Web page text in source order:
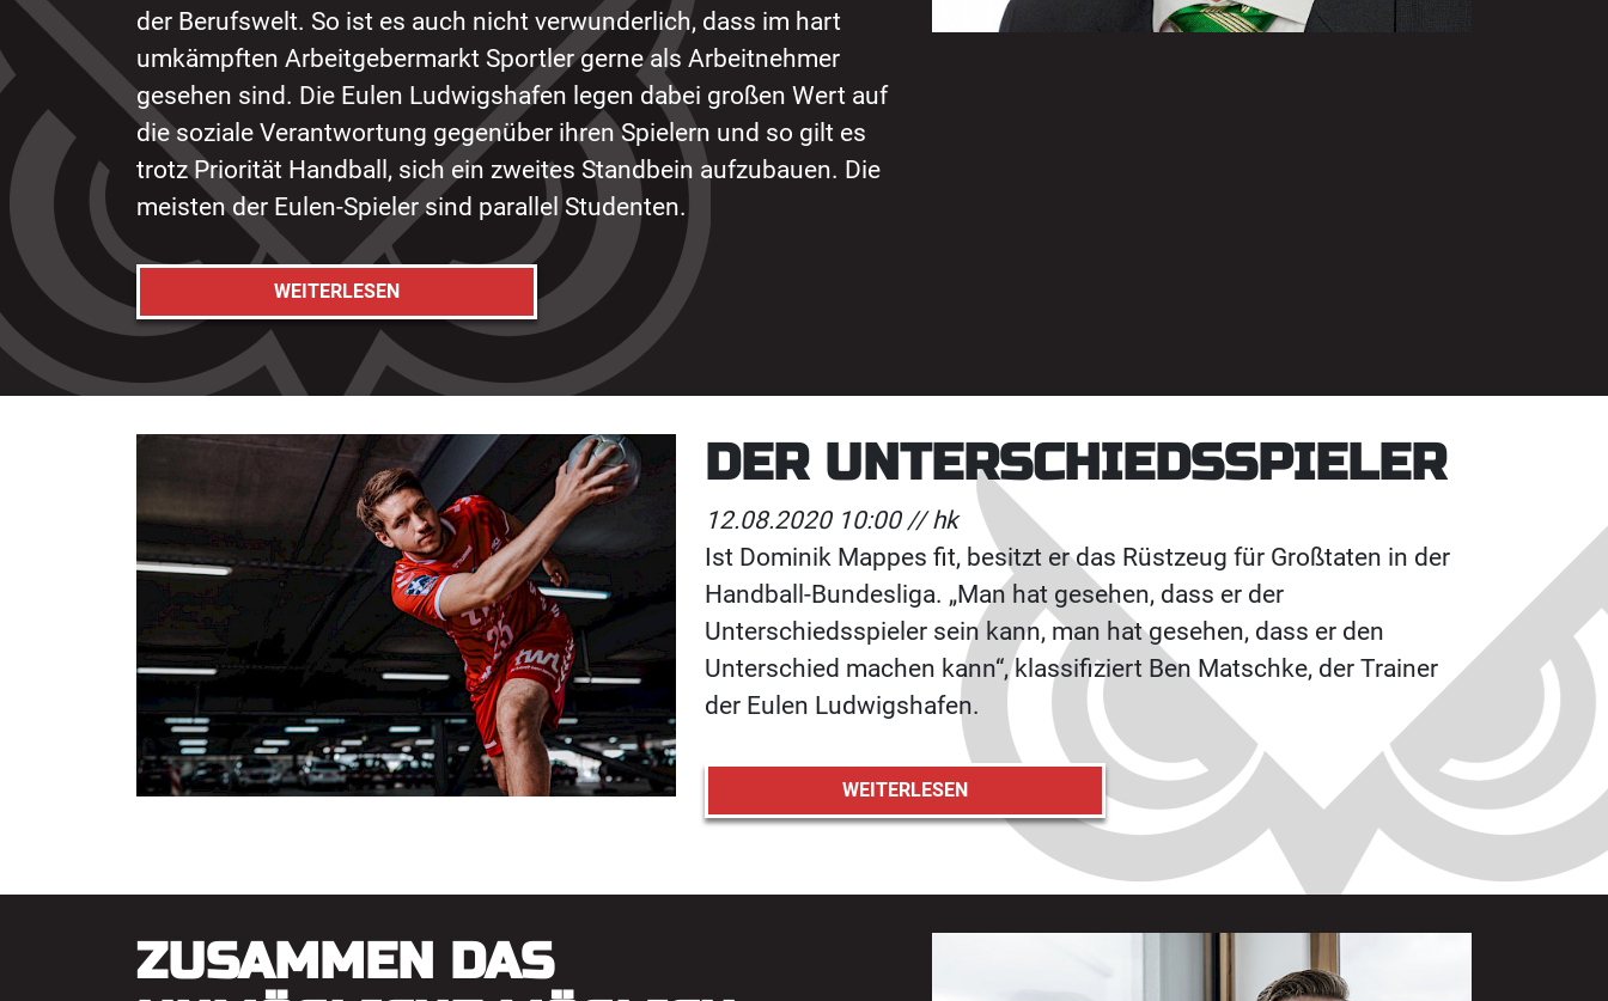
der Berufswelt. So ist es auch nicht verwunderlich, dass im hart
umkämpften Arbeitgebermarkt Sportler gerne als Arbeitnehmer
gesehen sind. Die Eulen Ludwigshafen legen dabei großen Wert auf
die soziale Verantwortung gegenüber ihren Spielern und so gilt es
trotz Priorität Handball, sich ein zweites Standbein aufzubauen. Die
meisten der Eulen-Spieler sind parallel Studenten.
WEITERLESEN
DER UNTERSCHIEDSSPIELER
12.08.2020 10:00 //hk
Ist Dominik Mappes fit, besitzt er das Rüstzeug für Großtaten in der
Handball-Bundesliga. „Man hat gesehen, dass er der
Unterschiedsspieler sein kann, man hat gesehen, dass er den
Unterschied machen kann“, klassifiziert Ben Matschke, der Trainer
der Eulen Ludwigshafen.
WEITERLESEN
ZUSAMMEN DAS